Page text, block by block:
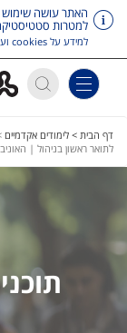
למטרות סטטיסטיקה,
למידע על cookies ועל מדיניות הפרטיות המעודכנת,
navigation
דף הבית > לימודים אקדמיים
לתואר ראשון בניהול |